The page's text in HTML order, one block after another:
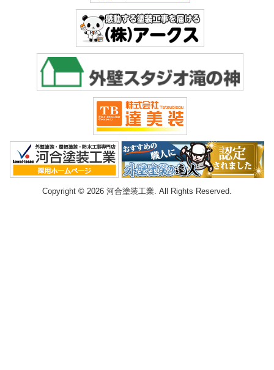
Copyright © 2026 河合塗装工業. All Rights Reserved.